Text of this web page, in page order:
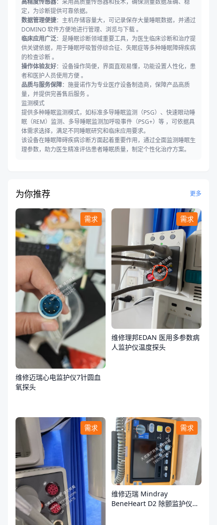
定，为诊断提供可靠依据。
数据管理便捷：主机存储容量大，可记录保存大量睡眠数据，并通过
DOMINO 软件方便地进行管理、浏览与下载 。
临床应用广泛：是睡眠诊断领域重要工具，为医生临床诊断和治疗提
供关键依据，用于睡眠呼吸暂停综合征、失眠症等多种睡眠障碍疾病
的检查诊断 。
操作体验友好：设备操作简便，界面直观易懂，功能设置人性化，患
者和医护人员使用方便 。
品质与服务保障：施曼诺作为专业医疗设备制造商，保障产品高质
量，并提供完善售后服务 。
监测模式
提供多种睡眠监测模式，如标准多导睡眠监测（PSG）、快速眼动睡
眠（REM）监测、多导睡眠监测加呼吸事件（PSG+）等 ，可依据具
体需求选择，满足不同睡眠研究和临床应用要求。
该设备在睡眠障碍疾病诊断方面起着重要作用，通过全面监测睡眠生
理参数，助力医生精准评估患者睡眠质量，制定个性化治疗方案。
为你推荐 更多
需求
维修迈瑞心电监护仪7针圆血
氧探头
需求
维修理邦EDAN 医用多参数病
人监护仪温度探头
需求 需求
维修迈瑞 Mindray
BeneHeart D2 除颤监护仪故